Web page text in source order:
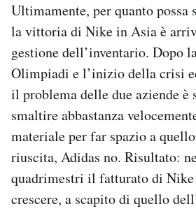
Ultimamente, per quanto possa
la vittoria di Nike in Asia è
gestione dell’inventario. Dopo
Olimpiadi e l’inizio della crisi
il problema delle due aziende è
smaltire abbastanza
materiale per far spazio a
riuscita, Adidas no. Risultato:
quadrimestri il fatturato di Nike
crescere, a scapito di quello